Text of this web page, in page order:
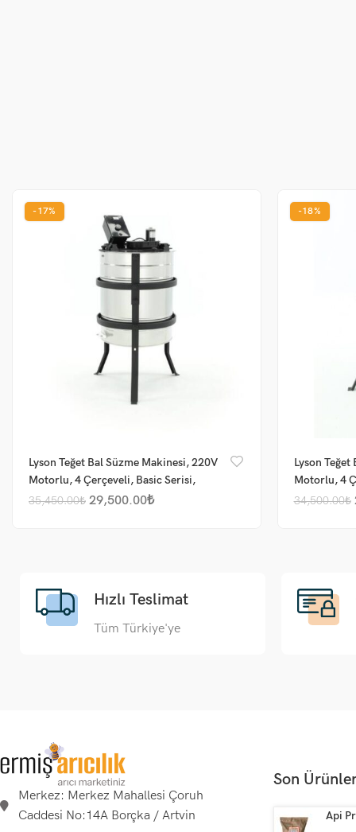
-17%
Lyson Teğet Bal Süzme Makinesi, 220V
Motorlu, 4 Çerçeveli, Basic Serisi,
Gövde Korumalı
35,450.00₺ 29,500.00₺
-18%
Lyson
Motorlu, 4
34,500.00₺
Hızlı Teslimat
Tüm Türkiye'ye
Merkez: Merkez Mahallesi Çoruh
Caddesi No:14A Borçka / Artvin
Son
Api